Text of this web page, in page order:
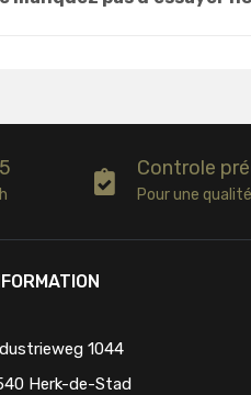
Controle
Pour une
1044
Herk-de-Stad